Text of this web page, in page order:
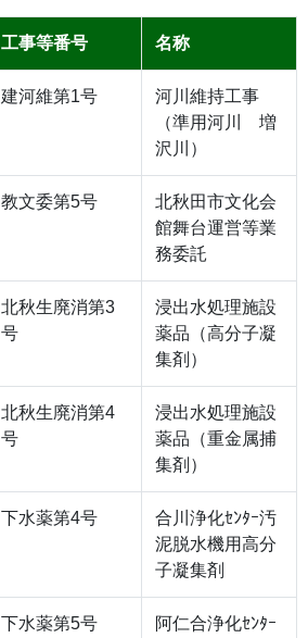
工事等番号 名称
建河維第1号
河川維持工事
（準用河川 増
沢川）
教文委第5号
北秋田市文化会
館舞台運営等業
務委託
北秋生廃消第3
号
浸出水処理施設
薬品（高分子凝
集剤）
北秋生廃消第4
号
浸出水処理施設
薬品（重金属捕
集剤）
下水薬第4号
合川浄化ｾﾝﾀｰ汚
泥脱水機用高分
子凝集剤
下水薬第5号
阿仁合浄化ｾﾝﾀｰ